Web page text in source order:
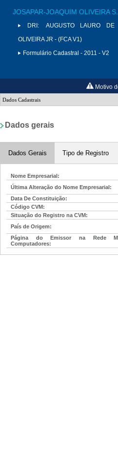
JOSAPAR-JOAQUIM OLIVEIRA
DRI:
AUGUSTO LAURO DE
OLIVEIRA JR - (FCA V1)
Formulário Cadastral - 2011 - V2
Motivo